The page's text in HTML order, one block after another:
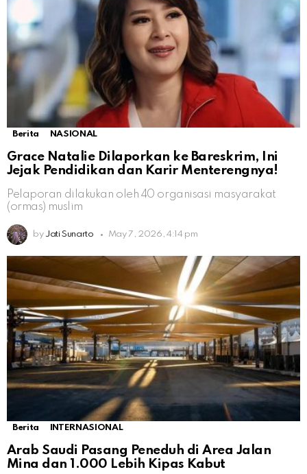
Berita NASIONAL
Grace Natalie Dilaporkan ke Bareskrim, Ini
Jejak Pendidikan dan Karir Menterengnya!
Pelaporan dilakukan oleh 40 organisasi masyarakat
(ormas) muslim
by Jati Sunarto May 7, 2026, 4:14 pm
Berita INTERNASIONAL
Arab Saudi Pasang Peneduh di Area Jalan
Mina dan 1.000 Lebih Kipas Kabut